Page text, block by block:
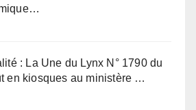
: La Une du Lynx N° 1790 du
en kiosques au ministère …